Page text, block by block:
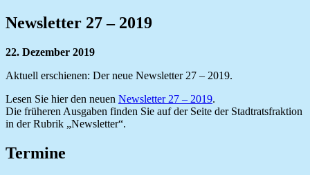
Newsletter 27 – 2019
22. Dezember 2019
Aktuell erschienen: Der neue Newsletter 27 – 2019.
Lesen Sie hier den neuen Newsletter 27 – 2019.
Die früheren Ausgaben finden Sie auf der Seite der Stadtratsfraktion
in der Rubrik „Newsletter“.
Termine